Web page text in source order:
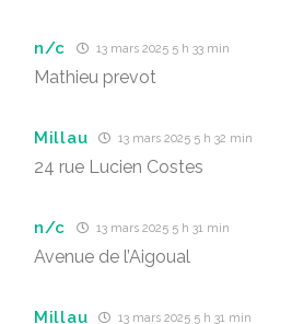
n/c 13 mars 2025 5 h 33 min
Mathieu prevot
Millau 13 mars 2025 5 h 32 min
24 rue Lucien Costes
n/c 13 mars 2025 5 h 31 min
Avenue de l’Aigoual
Millau 13 mars 2025 5 h 31 min